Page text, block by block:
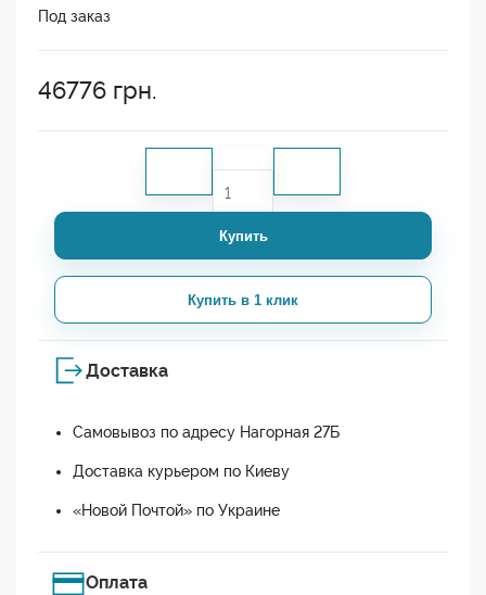
Под заказ
46776 грн.
Купить
Купить в 1 клик
Доставка
Самовывоз по адресу Нагорная 27Б
Доставка курьером по Киеву
«Новой Почтой» по Украине
Оплата